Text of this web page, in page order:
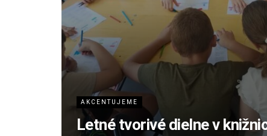
AKCENTUJEME
Letné tvorivé dielne v